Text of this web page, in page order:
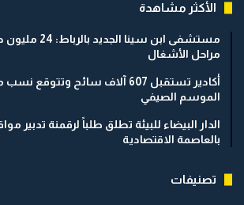
الأكثر مشاهدة
مستشفى ابن سينا
مراحل الأشغال
أكادير تستقبل 607 آلاف سائح
الموسم الصيفي
الدار البيضاء للبيئة تطلق طلباً لرقمنة تدبير
بالعاصمة الاقتصادية
تصنيفات